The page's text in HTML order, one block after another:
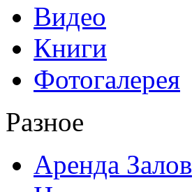
Видео
Книги
Фотогалерея
Разное
Аренда Залов